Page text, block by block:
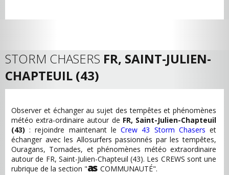
STORM CHASERS FR, SAINT-JULIEN-
CHAPTEUIL (43)
Observer et échanger au sujet des tempêtes et phénomènes
météo extra-ordinaire autour de FR, Saint-Julien-Chapteuil
(43) : rejoindre maintenant leCrew 43 Storm Chasers et
échanger avec les Allosurfers passionnés par les tempêtes,
Ouragans, Tornades, et phénomènes météo extraordinaire
autour de FR, Saint-Julien-Chapteuil (43). Les CREWS sont une
rubrique de la section "as COMMUNAUTÉ".